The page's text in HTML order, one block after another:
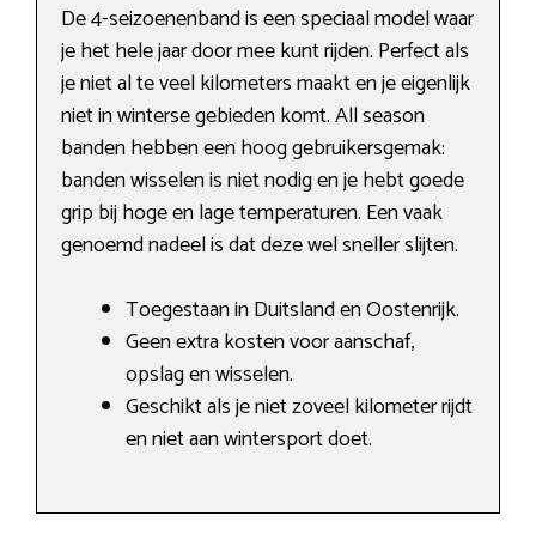
De 4-seizoenenband is een speciaal model waar
je het hele jaar door mee kunt rijden. Perfect als
je niet al te veel kilometers maakt en je eigenlijk
niet in winterse gebieden komt. All season
banden hebben een hoog gebruikersgemak:
banden wisselen is niet nodig en je hebt goede
grip bij hoge en lage temperaturen. Een vaak
genoemd nadeel is dat deze wel sneller slijten.
Toegestaan in Duitsland en Oostenrijk.
Geen extra kosten voor aanschaf,
opslag en wisselen.
Geschikt als je niet zoveel kilometer rijdt
en niet aan wintersport doet.